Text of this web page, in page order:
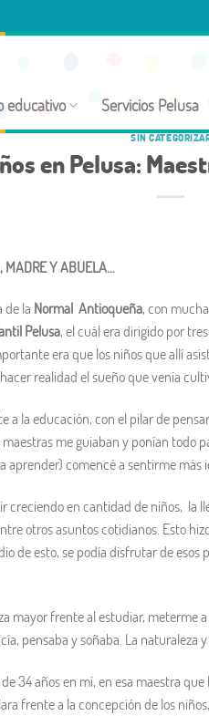
educativo Servicios Pelusa
SIN
en Pelusa:
MADRE Y ABUELA…
de la Normal Antioqueña, con
Pelusa, el cuál era dirigido por tres
era que los niños que allí
realidad el sueño que venía
a la educación, con el pilar de
me guiaban y ponían todo
aprender) comencé a sentirme
creciendo en cantidad de niños, la
otros asuntos cotidianos. Esto
de esto, se podía disfrutar de
mayor frente al estudiar, meterme
pensaba y soñaba. La naturaleza
34 años en mí, en esa maestra
frente a la concepción de los